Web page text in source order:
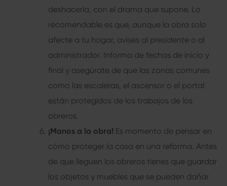
deshacerla, con el drama que supone. Lo
recomendable es que, aunque la obra solo
afecte a tu hogar, avises al presidente o al
administrador. Informa de fechas de inicio y
final y asegúrate de que las zonas comunes
como las escaleras, el ascensor o el portal
están protegidos de los trabajos de los
obreros.
¡Manos a la obra! Es momento de pensar en
cómo proteger la casa en una reforma. Antes
de que lleguen los obreros tienes que guardar
los objetos y muebles que se pueden dañar